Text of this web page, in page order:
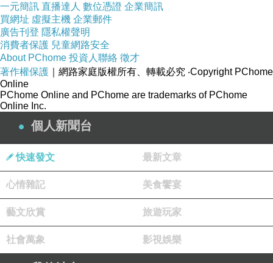
目前鼴鼠拿來測試的系統有兩套（鼴鼠加有四套
系統）：
1. 1F的是創鉅的T20ii
2. 2F的是主動式喇叭Fostex NF-01A，
PureAudio Lotus DAC5（ES9038pro）
。
先介紹鼴鼠用的設備，這是錄音用的
Creative E-MU 0404usb
：
一元簡訊 直播達人 數位憑證 企業簡訊
買網址 虛擬主機 企業郵件
廣告刊登 隱私權聲明
消費者保護 兒童網路安全
About PChome 投資人聯絡 徵才
著作權保護 ｜網路家庭版權所有、轉載必究 ‧Copyright PChome
Online
PChome Online and PChome are trademarks of PChome
Online Inc.
個人新聞台
快速發文 最新文章
心情雜記 美食饗宴
藝文欣賞 旅遊玩家
社會萬象 影視娛樂